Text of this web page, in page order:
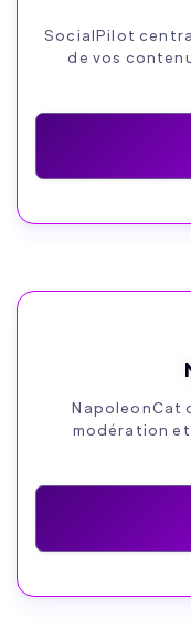
SocialPilot
de vos
NapoleonCat
modération et